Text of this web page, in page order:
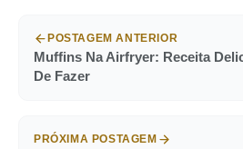
POSTAGEM ANTERIOR
Muffins Na Airfryer: Receita
De Fazer
PRÓXIMA POSTAGEM